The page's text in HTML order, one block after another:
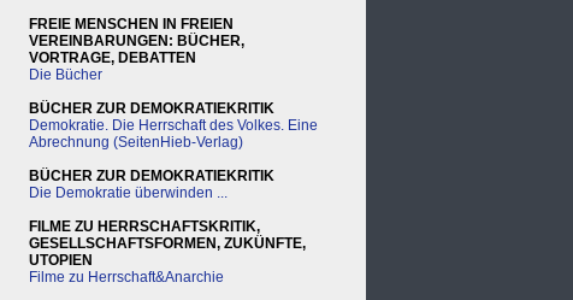
FREIE MENSCHEN IN FREIEN
VEREINBARUNGEN: BÜCHER,
VORTRAGE, DEBATTEN
Die Bücher
BÜCHER ZUR DEMOKRATIEKRITIK
Demokratie. Die Herrschaft des Volkes. Eine
Abrechnung (SeitenHieb-Verlag)
BÜCHER ZUR DEMOKRATIEKRITIK
Die Demokratie überwinden ...
FILME ZU HERRSCHAFTSKRITIK,
GESELLSCHAFTSFORMEN, ZUKÜNFTE,
UTOPIEN
Filme zu Herrschaft&Anarchie